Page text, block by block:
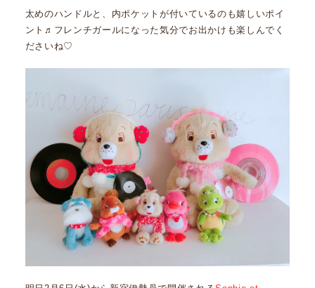
太めのハンドルと、内ポケットが付いているのも嬉しいポイ
ント♬フレンチガールになった気分でお出かけも楽しんでく
ださいね♡